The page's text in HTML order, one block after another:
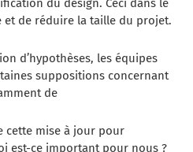
du design. Ceci dans le
et de réduire la taille du projet.
d’hypothèses, les équipes
suppositions concernant
de
cette mise à jour pour
est-ce important pour nous ?